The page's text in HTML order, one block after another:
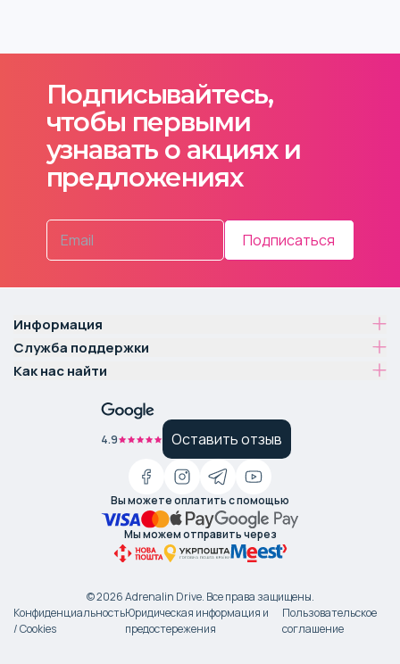
Подписывайтесь,
чтобы первыми
узнавать о акциях и
предложениях
Подписаться
Информация
Служба поддержки
Как нас найти
4.9 Оставить отзыв
Вы можете оплатить с помощью
Мы можем отправить через
©2026Adrenalin Drive. Все права защищены.
Конфиденциальность
/ Cookies
Юридическая информация и
предостережения
Пользовательское
соглашение